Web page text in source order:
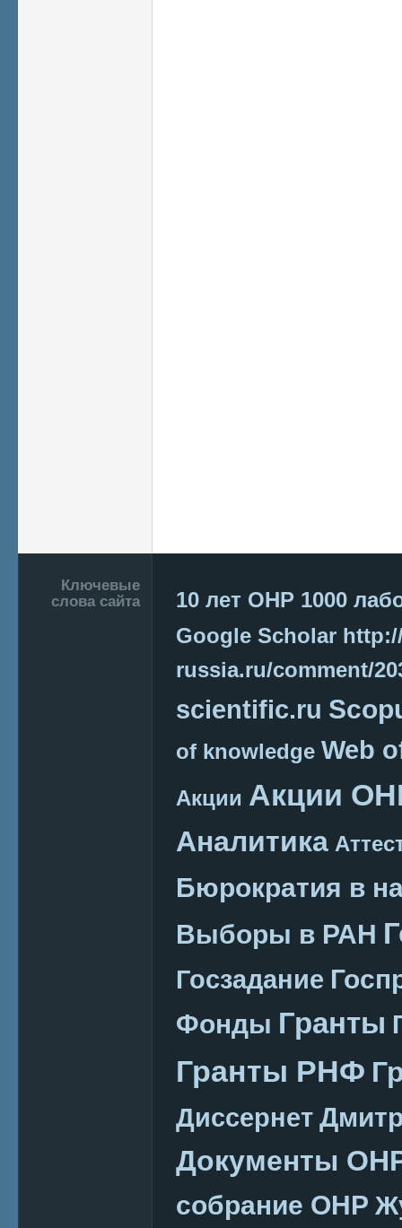
Подвал
Ключевые
слова сайта
10 лет ОНР 1000
Google Scholar
russia.ru/comment/
scientific.ru
of knowledge Web
Акции Акции
Аналитика
Бюрократия в
Выборы в РАН
Госзадание
Фонды Гранты
Гранты РНФ
Диссернет
Документы
собрание ОНР